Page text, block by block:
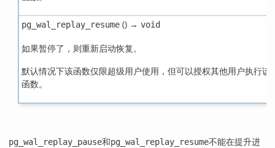
pg_wal_replay_resume() → void
如果暂停了，则重新启动恢复。
默认情况下该函数仅限超级用户使用，但可以授权其他用户执行该
函数。
pg_wal_replay_pause和pg_wal_replay_resume不能在提升进